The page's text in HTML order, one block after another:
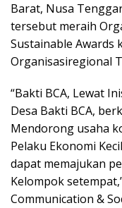
Barat, Nusa
tersebut meraih
Sustainable Awards
Organisasiregional
“Bakti BCA, Lewat
Desa Bakti BCA,
Mendorong usaha
Pelaku Ekonomi
dapat memajukan
Kelompok
Communication &